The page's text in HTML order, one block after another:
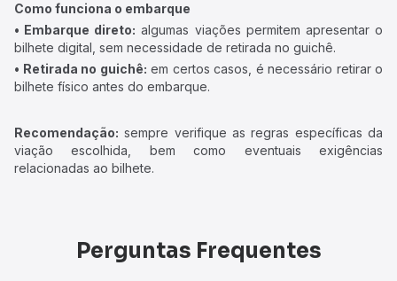
Como funciona o embarque
• Embarque direto: algumas viações permitem apresentar o
bilhete digital, sem necessidade de retirada no guichê.
• Retirada no guichê: em certos casos, é necessário retirar o
bilhete físico antes do embarque.
Recomendação: sempre verifique as regras específicas da
viação escolhida, bem como eventuais exigências
relacionadas ao bilhete.
Perguntas Frequentes